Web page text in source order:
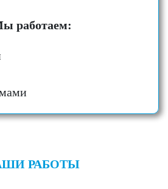
работаем:
РАБОТЫ